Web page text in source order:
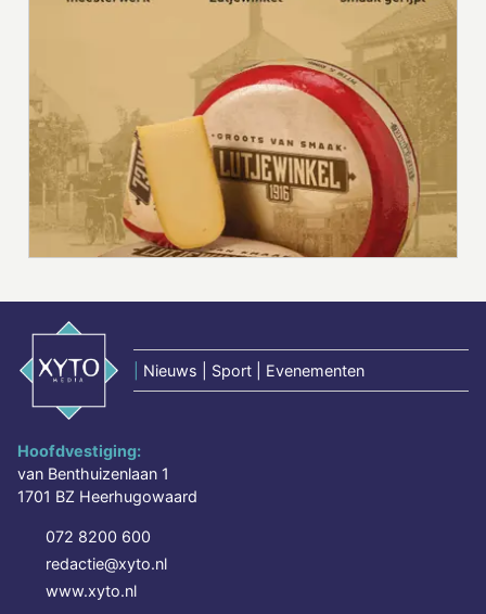
Nieuws | Sport | Evenementen
Hoofdvestiging:
van Benthuizenlaan 1
1701 BZ Heerhugowaard
072 8200 600
redactie@xyto.nl
www.xyto.nl